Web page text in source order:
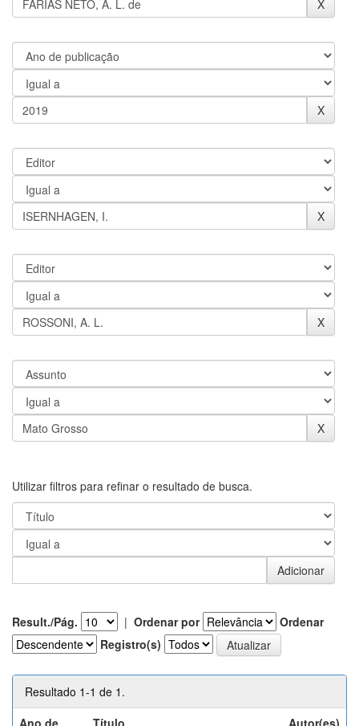
Utilizar filtros para refinar o resultado de busca.
Result./Pág. | Ordenar por
Ordenar
Registro(s)
Resultado 1-1 de 1.
Ano de
Título Autor(es)